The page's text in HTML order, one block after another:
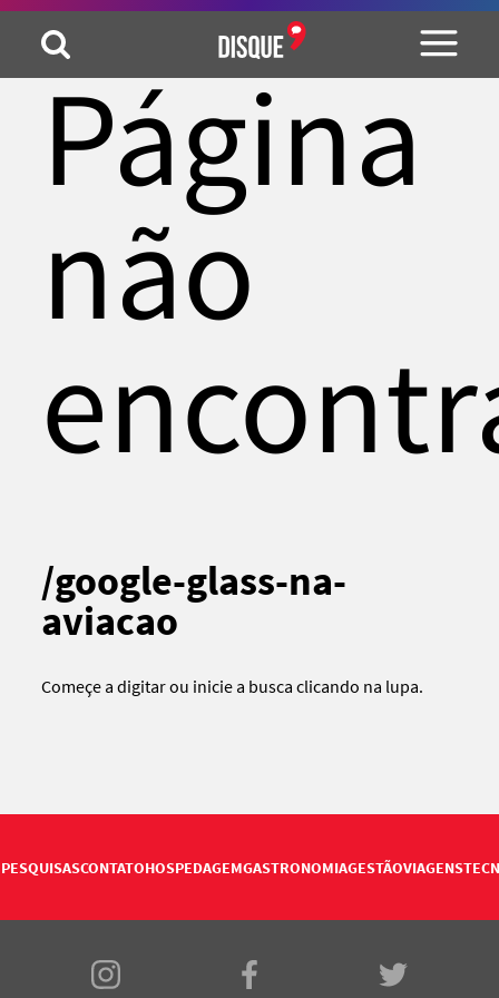
Página
não
/google-glass-na-
aviacao
Começe a digitar ou inicie a busca clicando na lupa.
PESQUISASCONTATOHOSPEDAGEMGASTRONOMIAGESTÃOVIAGENS